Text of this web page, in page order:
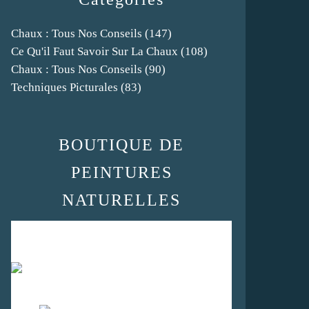
Chaux : Tous Nos Conseils (147)
Ce Qu'il Faut Savoir Sur La Chaux (108)
Chaux : Tous Nos Conseils (90)
Techniques Picturales (83)
BOUTIQUE DE
PEINTURES
NATURELLES